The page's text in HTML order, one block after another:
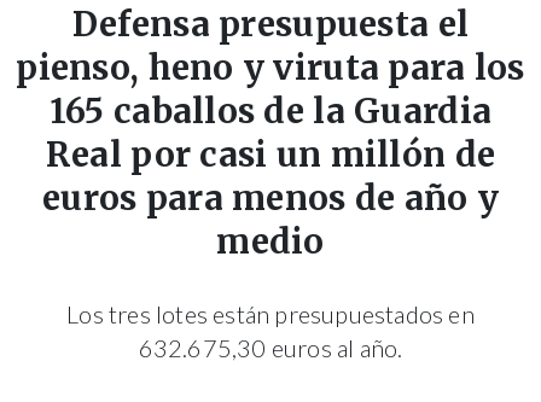
Defensa presupuesta el
pienso, heno y viruta para los
165 caballos de la Guardia
Real por casi un millón de
euros para menos de año y
medio
Los tres lotes están presupuestados en
632.675,30 euros al año.